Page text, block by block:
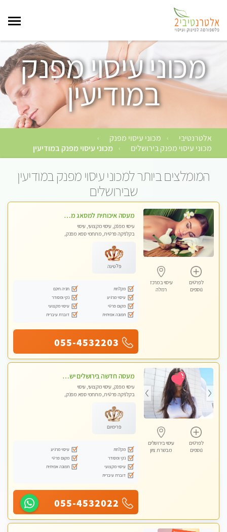
מכוני עיסוי מפנק
במודיעין
אלטרנטיבי › מכוני עיסוי מפנק ›
מכוני עיסוי מפנק בירושלים › מכוני עיסוי מפנק במודיעין
המומלצים ביותר למכוני עיסוי מפנק במודיעין
שבירושלים
לפרטים
נוספים
עיסוי במרכז
רמלה
מעסה איכותית למסאג מפנק ומקצועי ביותר
עיסוי מפנק, עיסוי מקצועי, עיסוי
בקלניקה פרטית, מתחמי ספא מפנק,
פלטינה
מקלחת
חניה חינם
עיסוי מרגיע
נקי ומסודר
מקום פרטי
עיסוי מקצועי
תמונה אמיתית
דוברת עיברית
055-4532203
לפרטים
נוספים
עיסוי בירושלים
מבשרת ציון
מעסה חדשה בירושלים ישראלית צעירה ואיכותית לעיסוי מרגיע ומפנק VIP-מומלץ לחלוטין! פרטי! ​​​​​​ Highly recommended
עיסוי מפנק, עיסוי מקצועי, עיסוי
בקלניקה פרטית, מתחמי ספא מפנק,
פרימיום
מקלחת
עיסוי מרגיע
נקי ומסודר
מקום פרטי
עיסוי מקצועי
תמונה אמיתית
דוברת עיברית
055-4532022